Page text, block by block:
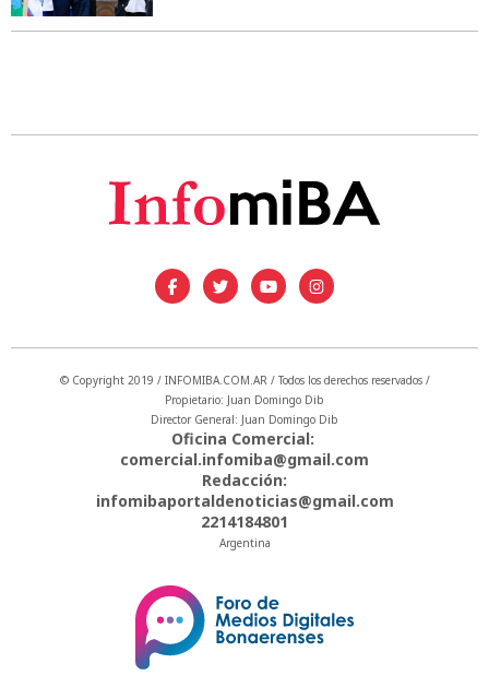
© Copyright 2019 / INFOMIBA.COM.AR / Todos los derechos reservados /
Propietario: Juan Domingo Dib
Director General: Juan Domingo Dib
Oficina Comercial:
comercial.infomiba@gmail.com
Redacción:
infomibaportaldenoticias@gmail.com
2214184801
Argentina